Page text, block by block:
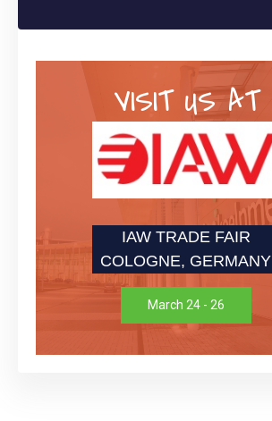
VISIT US AT
IAW TRADE FAIR
COLOGNE, GERMANY
March 24 - 26